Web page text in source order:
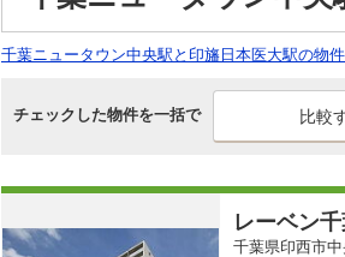
千葉ニュータウン中央駅と印旛日本医大駅の物
チェックした物件を一括で
レーベン
千葉県印西市中